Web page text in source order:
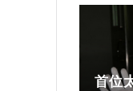
首位